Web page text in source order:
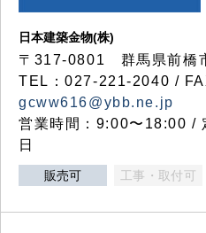
日本建築金物(株)
〒317‐0801 群馬県前橋
TEL：027-221-2040 /
gcww616@ybb.ne.jp
営業時間：9:00〜18:00 /
日
販売可 工事・取付可